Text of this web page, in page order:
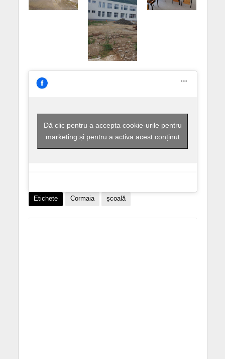
Dă clic pentru a accepta cookie-urile pentru
marketing și pentru a activa acest conținut
Etichete Cormaia școală